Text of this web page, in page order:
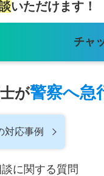
いただけます！
チャ
が警察へ急
対応事例
に関する質問